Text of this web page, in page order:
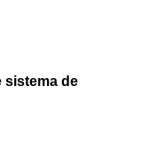
sistema de